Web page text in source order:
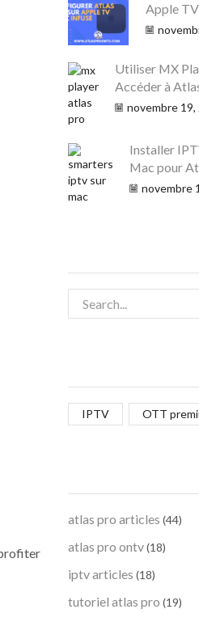
Apple TV
Utiliser MX
Accéder à Atlas
novembre 19,
Installer
Mac pour
novembre
IPTV OTT
atlas pro articles (44)
atlas pro ontv(18)
iptv articles (18)
tutoriel atlas pro (19)